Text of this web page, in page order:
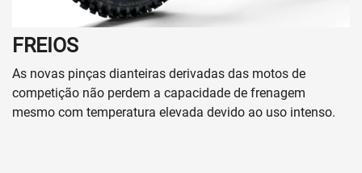
FREIOS
As novas pinças dianteiras derivadas das motos de
competição não perdem a capacidade de frenagem
mesmo com temperatura elevada devido ao uso intenso.